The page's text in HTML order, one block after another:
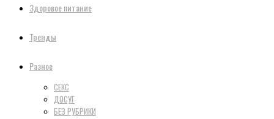
Здоровое питание
Тренды
Разное
СЕКС
ДОСУГ
БЕЗ РУБРИКИ